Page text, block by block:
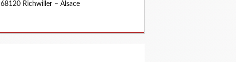
68120 Richwiller – Alsace